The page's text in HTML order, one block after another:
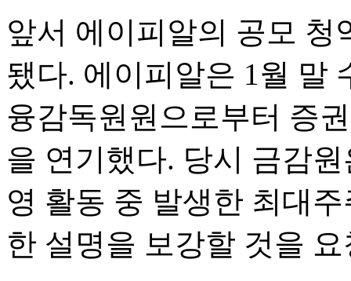
앞서 에이피알의 공모 청
됐다. 에이피알은 1월 말
융감독원원으로부터 증
을 연기했다. 당시 금감
영 활동 중 발생한 최대
한 설명을 보강할 것을